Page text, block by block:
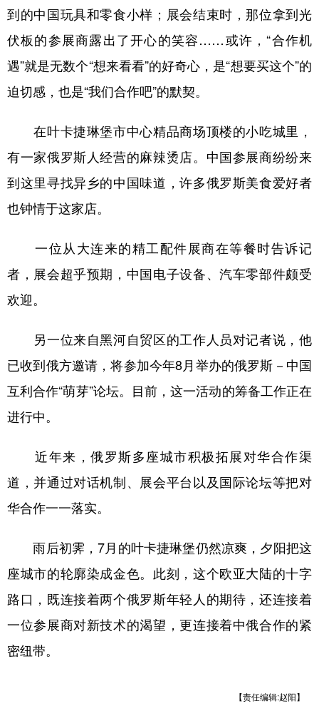
Deutsch Português
到的中国玩具和零食小样；展会结束时，那位拿到光
伏板的参展商露出了开心的笑容……或许，“合作机
遇”就是无数个“想来看看”的好奇心，是“想要买这个”的
迫切感，也是“我们合作吧”的默契。
在叶卡捷琳堡市中心精品商场顶楼的小吃城里，
有一家俄罗斯人经营的麻辣烫店。中国参展商纷纷来
到这里寻找异乡的中国味道，许多俄罗斯美食爱好者
也钟情于这家店。
一位从大连来的精工配件展商在等餐时告诉记
者，展会超乎预期，中国电子设备、汽车零部件颇受
欢迎。
另一位来自黑河自贸区的工作人员对记者说，他
已收到俄方邀请，将参加今年8月举办的俄罗斯－中国
互利合作“萌芽”论坛。目前，这一活动的筹备工作正在
进行中。
近年来，俄罗斯多座城市积极拓展对华合作渠
道，并通过对话机制、展会平台以及国际论坛等把对
华合作一一落实。
雨后初霁，7月的叶卡捷琳堡仍然凉爽，夕阳把这
座城市的轮廓染成金色。此刻，这个欧亚大陆的十字
路口，既连接着两个俄罗斯年轻人的期待，还连接着
一位参展商对新技术的渴望，更连接着中俄合作的紧
密纽带。
【责任编辑:赵阳】